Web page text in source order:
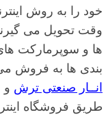
خود را به روش
وقت تحویل می
ها و سوپرمارکت
بندی ها به فروش
انــار صنعتی ترش و
طریق فروشگاه